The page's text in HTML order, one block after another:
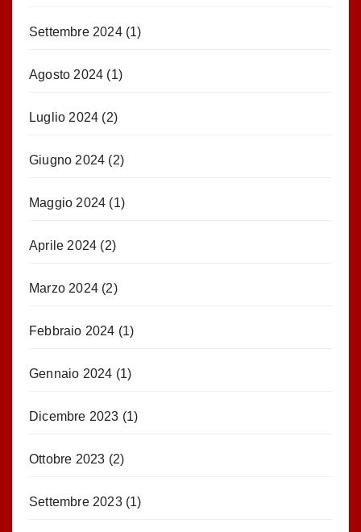
Settembre 2024(1)
Agosto 2024 (1)
Luglio 2024 (2)
Giugno 2024 (2)
Maggio 2024 (1)
Aprile 2024 (2)
Marzo 2024 (2)
Febbraio 2024 (1)
Gennaio 2024 (1)
Dicembre 2023 (1)
Ottobre 2023 (2)
Settembre 2023(1)